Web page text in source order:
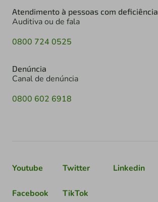
Atendimento à pessoas com deficiência
Auditiva ou de fala
0800 724 0525
Denúncia
Canal de denúncia
0800 602 6918
Youtube Twitter Linkedin
Facebook TikTok